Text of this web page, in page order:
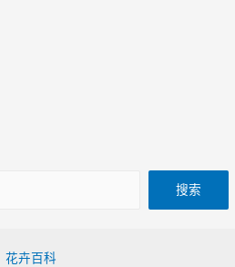
搜索
花卉百科